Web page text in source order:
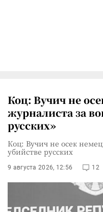
Коц: Вучич не
журналиста за
русских»
Коц: Вучич не осек
убийстве русских
9 августа 2026, 12:56 12